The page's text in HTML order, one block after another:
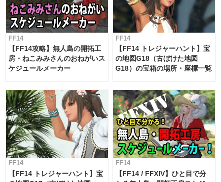
FF14
【FF14攻略】無人島の開拓工
房・ねこみみさんのおねがいス
ケジュールメーカー
FF14
【FF14 トレジャーハント】宝
の地図G18（古ぼけた地図
G18）の宝箱の場所・座標一覧
FF14
【FF14 トレジャーハント】宝
FF14
【FF14 / FFXIV】ひと目で分